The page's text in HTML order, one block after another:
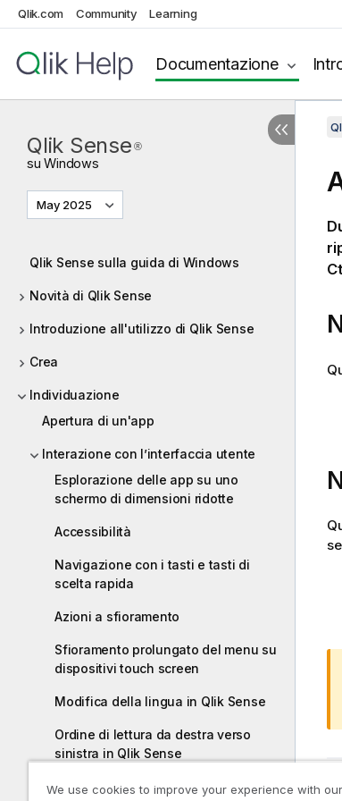
Qlik.com Community Learning
Documentazione
Qlik Sense ®
suWindows
May 2025
Qlik Sense sulla guida di Windows
Novità di Qlik Sense
Introduzione all'utilizzo di Qlik Sense
Crea
Individuazione
Apertura di un'app
Interazione con l’interfaccia utente
Esplorazione delle app su uno
schermo di dimensioni ridotte
Accessibilità
Navigazione con i tasti e tasti di
scelta rapida
Azioni a sfioramento
Sfioramento prolungato del menu su
dispositivi touch screen
Modifica della lingua in Qlik Sense
Ordine di lettura da destra verso
sinistra in Qlik Sense
Annullamento e ripetizione delle
We use cookies to improve your experience with